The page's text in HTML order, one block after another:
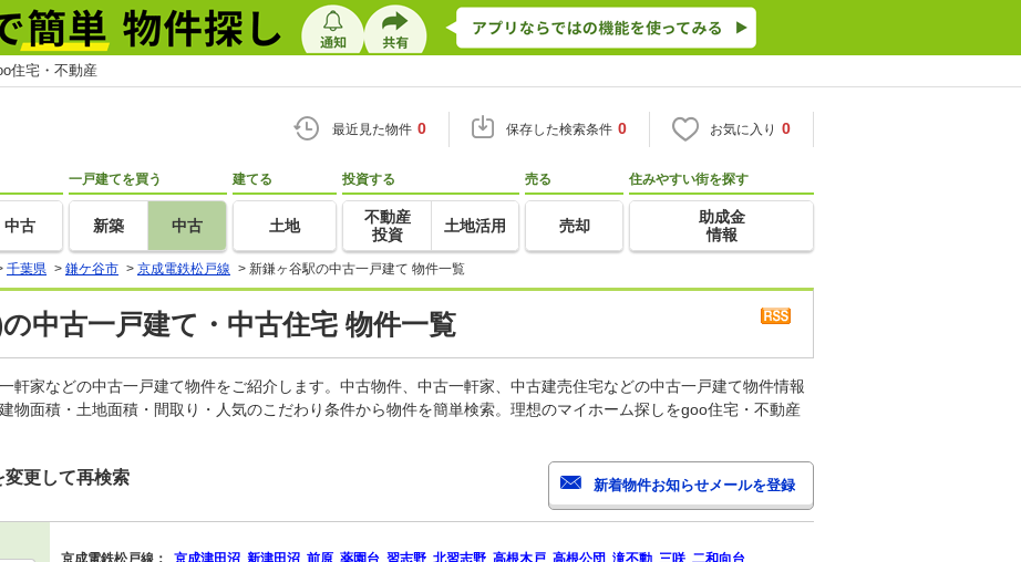
住宅・不動産
最近見た物件 0 保存した検索条件 0 お気に入り 0
中古
一戸建てを買う
新築 中古
建てる
土地
投資する
不動産
投資
土地活用
売る
売却
住みやすい街を探す
助成金
情報
千葉県 > 鎌ケ谷市 > 京成電鉄松戸線 > 新鎌ヶ谷駅の中古一戸建て 物件一覧
中古一戸建て・中古住宅 物件一覧
軒家などの中古一戸建て物件をご紹介します。中古物件、中古一軒家、中古建売住宅などの中古一戸建て物件情報
物面積・土地面積・間取り・人気のこだわり条件から物件を簡単検索。理想のマイホーム探しをgoo住宅・不動産
更して再検索
京成電鉄松戸線： 京成津田沼 新津田沼 前原 薬園台 習志野 北習志野 高根木戸 高根公団 滝不動 三咲 二和向台